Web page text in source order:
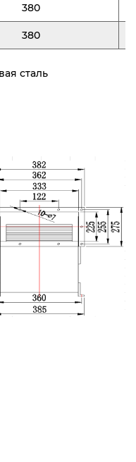
380
380
сталь